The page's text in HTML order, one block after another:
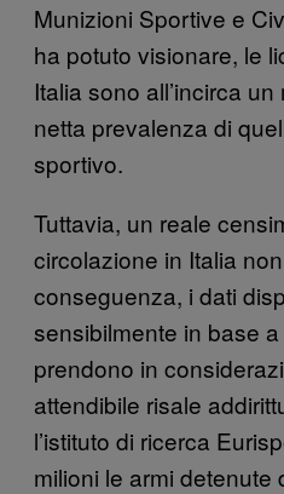
Munizioni Sportive e
ha potuto visionare, le
Italia sono all’incirca
netta prevalenza di
sportivo.
Tuttavia, un reale
circolazione in Italia
conseguenza, i dati
sensibilmente in base
prendono in
attendibile risale
l’istituto di ricerca
milioni le armi detenute